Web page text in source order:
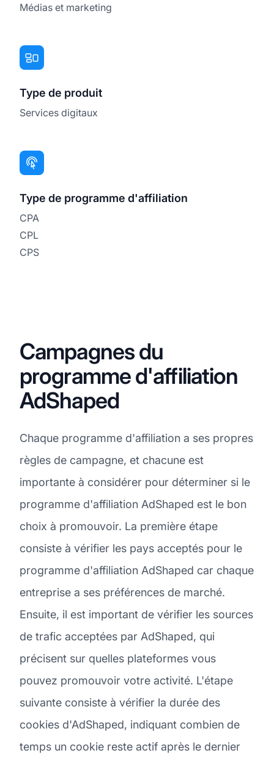
Médias et marketing
Type de produit
Services digitaux
Type de programme d'affiliation
CPA
CPL
CPS
Campagnes du
programme d'affiliation
AdShaped
Chaque programme d'affiliation a ses propres
règles de campagne, et chacune est
importante à considérer pour déterminer si le
programme d'affiliation AdShaped est le bon
choix à promouvoir. La première étape
consiste à vérifier les pays acceptés pour le
programme d'affiliation AdShaped car chaque
entreprise a ses préférences de marché.
Ensuite, il est important de vérifier les sources
de trafic acceptées par AdShaped, qui
précisent sur quelles plateformes vous
pouvez promouvoir votre activité. L'étape
suivante consiste à vérifier la durée des
cookies d'AdShaped, indiquant combien de
temps un cookie reste actif après le dernier